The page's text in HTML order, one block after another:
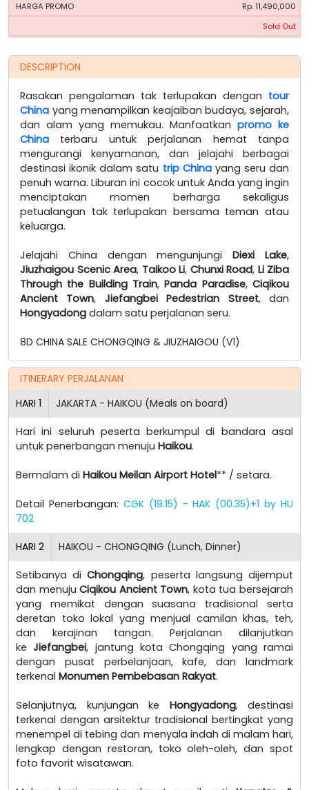
Rp. 11,490,000
Sold Out
DESCRIPTION
Rasakan pengalaman tak terlupakan dengan tour
China yang menampilkan keajaiban budaya, sejarah,
dan alam yang memukau. Manfaatkan promo ke
China terbaru untuk perjalanan hemat tanpa
mengurangi kenyamanan, dan jelajahi berbagai
destinasi ikonik dalam satu trip Chinayang seru dan
penuh warna. Liburan ini cocok untuk Anda yang ingin
menciptakan momen berharga sekaligus
petualangan tak terlupakan bersama teman atau
keluarga.
Jelajahi China dengan mengunjungiDiexi Lake,
Jiuzhaigou Scenic Area, Taikoo Li, Chunxi Road, Li Ziba
Through the Building Train,Panda Paradise,Ciqikou
Ancient Town, Jiefangbei Pedestrian Street, dan
Hongyadong dalam satu perjalanan seru.
8D CHINA SALE CHONGQING & JIUZHAIGOU (V1)
ITINERARY PERJALANAN
HARI 1 JAKARTA - HAIKOU (Meals on board)
Hari ini seluruh peserta berkumpul di bandara asal
untuk penerbangan menuju Haikou.
Bermalam di Haikou Meilan Airport Hotel** / setara.
Detail Penerbangan: CGK (19.15) - HAK (00.35)+1 by HU
702
HARI 2 HAIKOU - CHONGQING (Lunch, Dinner)
Setibanya diChongqing, peserta langsung dijemput
dan menujuCiqikou Ancient Town, kota tua bersejarah
yang memikat dengan suasana tradisional serta
deretan toko lokal yang menjual camilan khas, teh,
dan kerajinan tangan. Perjalanan dilanjutkan
keJiefangbei, jantung kota Chongqing yang ramai
dengan pusat perbelanjaan, kafe, dan landmark
terkenal Monumen Pembebasan Rakyat.
Selanjutnya, kunjungan ke Hongyadong, destinasi
terkenal dengan arsitektur tradisional bertingkat yang
menempel di tebing dan menyala indah di malam hari,
lengkap dengan restoran, toko oleh-oleh, dan spot
foto favorit wisatawan.